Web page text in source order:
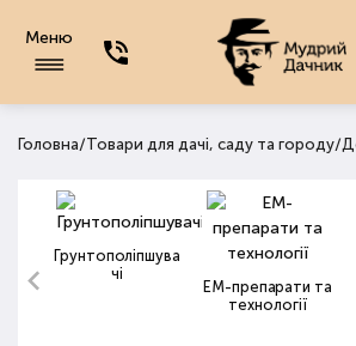
Меню
Головна/Товари для дачі, саду та городу/
Грунтополіпшува
чі
ЕМ-препарати та
технології